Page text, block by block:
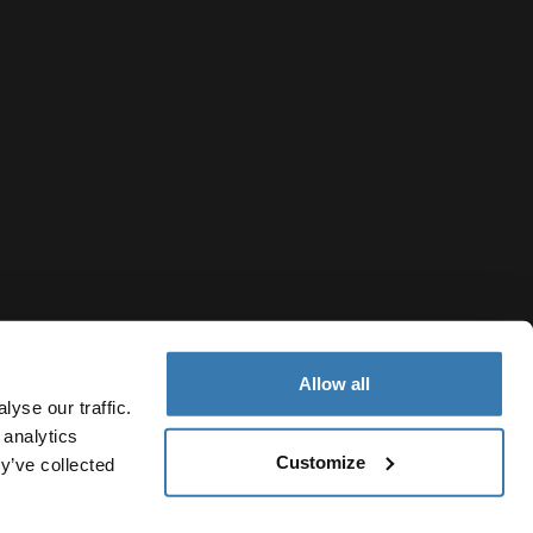
our traffic.
collected
Allow all
Customize
plików cookie Ustawienia plików cookie